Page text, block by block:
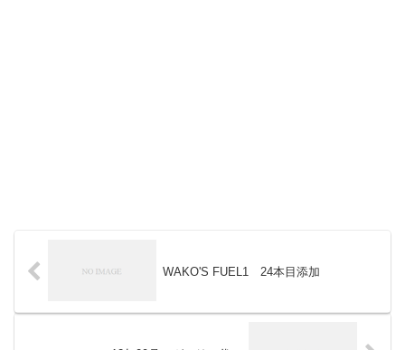
WAKO'S FUEL1 24本目添加